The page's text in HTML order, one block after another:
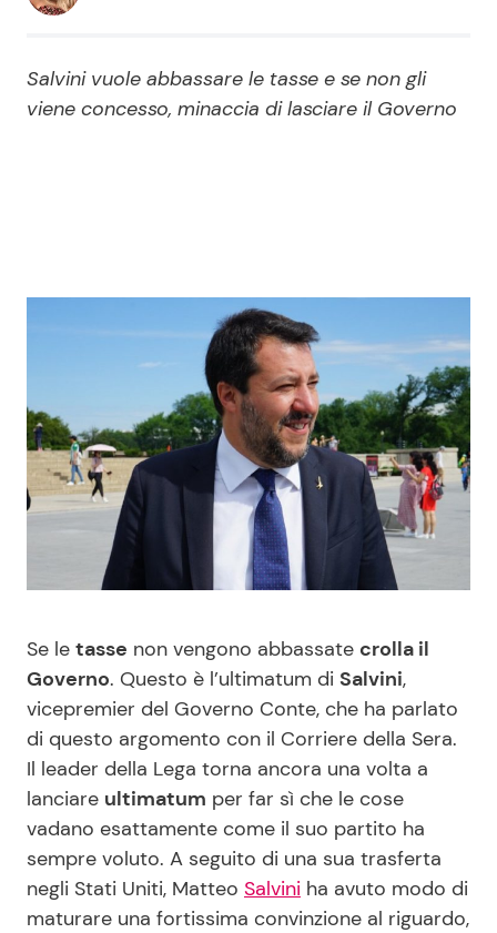
Persone Scomparse
Politica Reality e Talent
News Spettacolo
Benessere
Moda e Style
Mondo Mamma
News benessere
Salute
Viaggi e Turismo
Festività
Cucina e Ricette
Consigli di Cucina
Dolci
Le Ricette in TV
Primi Piatti
Ricette Facili e Veloci
Ricette Feste
Ricette per Bambini
Salvini vuole abbassare le tasse e se non gli
viene concesso, minaccia di lasciare il Governo
Se le tasse non vengono abbassate crolla il
Governo. Questo è l’ultimatum di Salvini,
vicepremier del Governo Conte, che ha parlato
di questo argomento con il Corriere della Sera.
Il leader della Lega torna ancora una volta a
lanciare ultimatum per far sì che le cose
vadano esattamente come il suo partito ha
sempre voluto. A seguito di una sua trasferta
negli Stati Uniti, Matteo Salvini ha avuto modo di
maturare una fortissima convinzione al riguardo,